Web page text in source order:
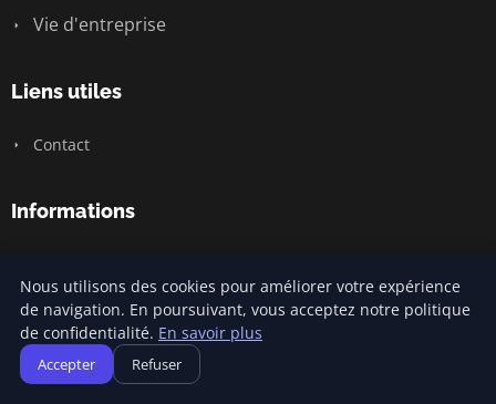
Vie d'entreprise
Liens utiles
Contact
Informations
© 2026 Jamm Saintlouis. Tous droits réservés.
Nous utilisons des cookies pour améliorer votre expérience
de navigation. En poursuivant, vous acceptez notre politique
de confidentialité. En savoir plus
Accepter Refuser